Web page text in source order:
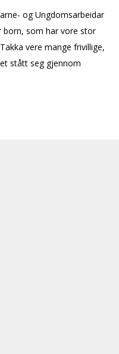
og Ungdomsarbeidar
born, som har vore stor
vere mange frivillige,
stått seg gjennom